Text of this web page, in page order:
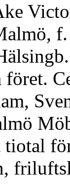
föret.